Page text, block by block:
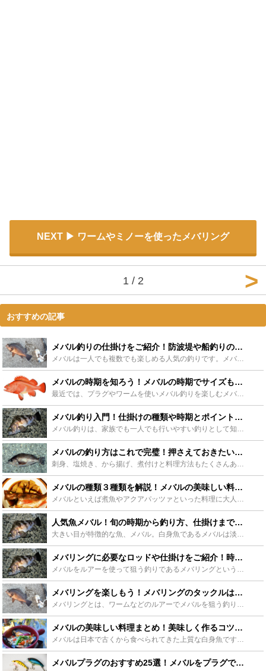
NEXT ワームやミノーを使ったメバリング
1 / 2
おすすめの記事
メバル釣りの仕掛けをご紹介！防波堤や船釣りのおすすめ！サビキも！ - Leisurego(レジャーゴー)
メバルは一人でも複数でも楽しめる人気の釣りです。メバル釣りの仕掛けってどんなものなのかわからないという方にどんな仕掛けがあるかをご紹介します。防波堤でのメバル釣りや、船でのメバル釣りに最適な仕掛けを...
メバルの時期を知ろう！メバルの時期でサイズも変わる？ - Leisurego(レジャーゴー)
最近では、プラグやワームを使いメバル釣りを楽しむメバリングの人気がますます高まってきています。今回はそんなメバリングでも人気のメバルについて、メバル釣りの時期、そして時期によって変わるメバルのサイズ...
メバル釣り入門！仕掛けの種類や時期とポイントをご紹介！ - Leisurego(レジャーゴー)
メバル釣りは、家族でも一人でも行いやすい釣りとして知られています。メバルは様々な仕掛けで釣ることができ、意外と奥が深いのが魅力です。この記事ではメバル釣りをしてみたい方が知っておきたい時期や時間、ポ...
メバルの釣り方はこれで完璧！押さえておきたいポイントまとめ！ - Leisurego(レジャーゴー)
刺身、塩焼き、から揚げ、煮付けと料理方法もたくさんあるメバル。コラーゲンも豊富で栄養価も満点です。そんなメバルですが、手軽に釣ることができるのです。今回はメバルはどんな魚なのか、釣り方のポイント、お...
メバルの種類３種類を解説！メバルの美味しい料理も紹介！ - Leisurego(レジャーゴー)
メバルといえば煮魚やアクアパッツァといった料理に大人気の魚です。そんなメバルには三種類の種類がいるって知ってましたか？日常的にも料理に使う事が多いこのメバルについて、これら3種類の解説と同時に美味し...
人気魚メバル！旬の時期から釣り方、仕掛けまでを大公開 - Leisurego(レジャーゴー)
大きい目が特徴的な魚、メバル。白身魚であるメバルは淡泊な味わいですが脂には甘味があり未離れもいいことか煮つけはもちろん、塩焼きやカラアゲ、洋風にムニエルなどにもアレンジがきく魚です。メバルといえば餌...
メバリングに必要なロッドや仕掛けをご紹介！時期や釣り方も！ - Leisurego(レジャーゴー)
メバルをルアーを使って狙う釣りであるメバリングという釣り方があります。メバルは引きが強く、使う仕掛けやロッドも推奨されているものを使うことをおすすめします。今回は、そんなメバリングに使うロッドや仕掛...
メバリングを楽しもう！メバリングのタックルはこれで決まり - Leisurego(レジャーゴー)
メバリングとは、ワームなどのルアーでメバルを狙う釣り方です。メバルの体長は20cm～30cm程ですが、その引きの強さからゲーム性も高く、大変人気の釣り方となります。この記事では、そんなメバリングのお...
メバルの美味しい料理まとめ！美味しく作るコツもご紹介！ - Leisurego(レジャーゴー)
メバルは日本で古くから食べられてきた上質な白身魚です。春を告げる魚として関東以西では1月〜3月下旬、東北辺りでは4月〜5月下旬が旬とされています。今回はメバルの定番料理をワンランク上の仕上がりで調理...
メバルプラグのおすすめ25選！メバルをプラグで釣ろう！ - Leisurego(レジャーゴー)